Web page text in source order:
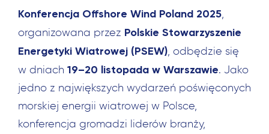
Konferencja Offshore Wind Poland 2025,
organizowana przez Polskie Stowarzyszenie
Energetyki Wiatrowej (PSEW), odbędzie się
w dniach 19–20 listopada w Warszawie. Jako
jedno z największych wydarzeń poświęconych
morskiej energii wiatrowej w Polsce,
konferencja gromadzi liderów branży,